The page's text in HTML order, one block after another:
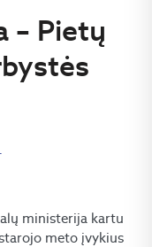
– Pietų
ministerija kartu
meto įvykius